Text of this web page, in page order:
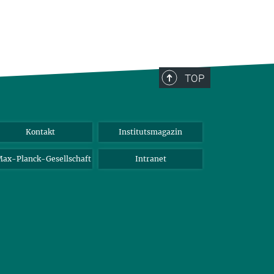
TOP
Kontakt Institutsmagazin
Planck-Gesellschaft Intranet